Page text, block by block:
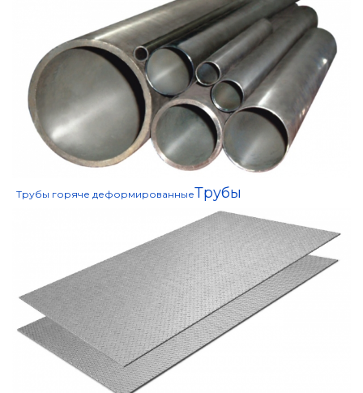
Трубы горяче деформированныеТрубы